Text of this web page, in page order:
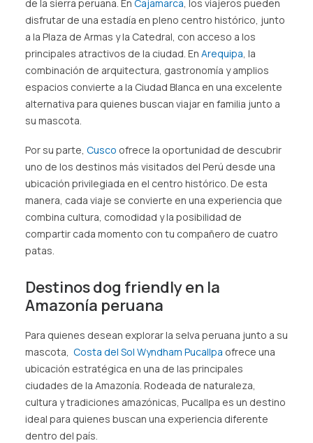
de la sierra peruana. En Cajamarca, los viajeros pueden
disfrutar de una estadía en pleno centro histórico, junto
a la Plaza de Armas y la Catedral, con acceso a los
principales atractivos de la ciudad. En Arequipa, la
combinación de arquitectura, gastronomía y amplios
espacios convierte a la Ciudad Blanca en una excelente
alternativa para quienes buscan viajar en familia junto a
su mascota.
Por su parte, Cusco ofrece la oportunidad de descubrir
uno de los destinos más visitados del Perú desde una
ubicación privilegiada en el centro histórico. De esta
manera, cada viaje se convierte en una experiencia que
combina cultura, comodidad y la posibilidad de
compartir cada momento con tu compañero de cuatro
patas.
Destinos dog friendly en la
Amazonía peruana
Para quienes desean explorar la selva peruana junto a su
mascota, Costa del Sol Wyndham Pucallpa ofrece una
ubicación estratégica en una de las principales
ciudades de la Amazonía. Rodeada de naturaleza,
cultura y tradiciones amazónicas, Pucallpa es un destino
ideal para quienes buscan una experiencia diferente
dentro del país.